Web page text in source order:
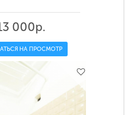
000р.
НА ПРОСМОТР